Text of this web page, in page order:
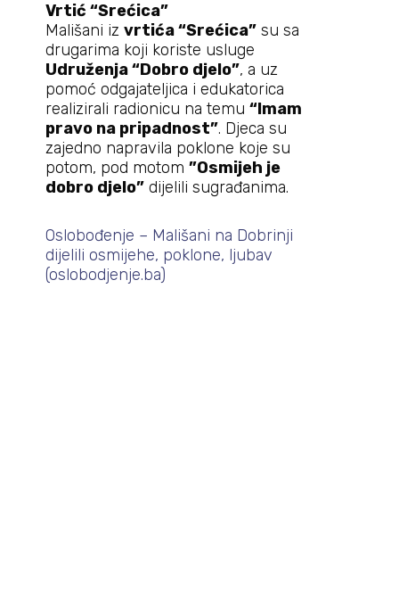
Vrtić “Srećica”
Mališani iz vrtića “Srećica”su sa
drugarima koji koriste usluge
Udruženja “Dobro djelo”, a uz
pomoć odgajateljica i edukatorica
realizirali radionicu na temu “Imam
pravo na pripadnost”. Djeca su
zajedno napravila poklone koje su
potom, pod motom ”Osmijeh je
dobro djelo”dijelili sugrađanima.
Oslobođenje – Mališani na Dobrinji
dijelili osmijehe, poklone, ljubav
(oslobodjenje.ba)